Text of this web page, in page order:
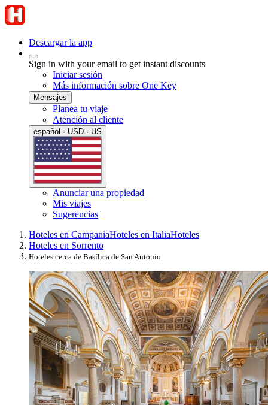
Descargar la app
Sign in with your email to get instant discounts
Iniciar sesión
Más información sobre One Key
Mensajes
Planea tu viaje
Atención al cliente
español · USD · US
Anunciar una propiedad
Mis viajes
Sugerencias
Hoteles en CampaniaHoteles en ItaliaHoteles
Hoteles en Sorrento
Hoteles cerca de Basílica de San Antonio